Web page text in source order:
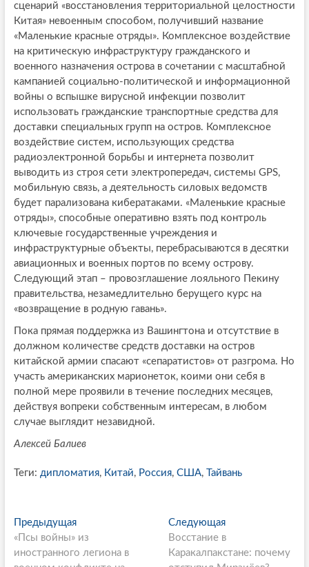
сценарий «восстановления территориальной целостности
Китая» невоенным способом, получивший название
«Маленькие красные отряды». Комплексное воздействие
на критическую инфраструктуру гражданского и
военного назначения острова в сочетании с масштабной
кампанией социально-политической и информационной
войны о вспышке вирусной инфекции позволит
использовать гражданские транспортные средства для
доставки специальных групп на остров. Комплексное
воздействие систем, использующих средства
радиоэлектронной борьбы и интернета позволит
выводить из строя сети электропередач, системы GPS,
мобильную связь, а деятельность силовых ведомств
будет парализована кибератаками. «Маленькие красные
отряды», способные оперативно взять под контроль
ключевые государственные учреждения и
инфраструктурные объекты, перебрасываются в десятки
авиационных и военных портов по всему острову.
Следующий этап – провозглашение лояльного Пекину
правительства, незамедлительно берущего курс на
«возвращение в родную гавань».
Пока прямая поддержка из Вашингтона и отсутствие в
должном количестве средств доставки на остров
китайской армии спасают «сепаратистов» от разгрома. Но
участь американских марионеток, коими они себя в
полной мере проявили в течение последних месяцев,
действуя вопреки собственным интересам, в любом
случае выглядит незавидной.
Алексей Балиев
Теги: дипломатия, Китай, Россия, США, Тайвань
P
o
ПредыдущаяП
р
е
«Псы войны» из
иностранного легиона в
Следующая
л
е
Восстание в
Каракалпакстане: почему